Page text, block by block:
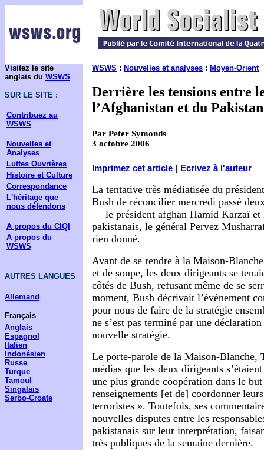
Visitez le site
anglais du WSWS
SUR LE SITE :
Contribuez au
WSWS
Nouvelles et
Analyses
Luttes Ouvrières
Histoire et Culture
Correspondance
L'héritage que
nous défendons
A propos du CIQI
A propos du
WSWS
AUTRES LANGUES
Allemand
Français
Anglais
Espagnol
Italien
Indonésien
Russe
Turque
Tamoul
Singalais
Serbo-Croate
WSWS : Nouvelles et analyses : Moyen-Orient
Derrière les tensions entre
l’Afghanistan et du Pakistan
Par Peter Symonds
3 octobre 2006
Imprimez cet article Ecrivez à l'auteur
La tentative très médiatisée du
Bush de réconcilier mercredi passé
— le président afghan Hamid Karzaï et
pakistanais, le général Pervez
rien donné.
Avant de se rendre à la Maison-
et de soupe, les deux dirigeants se
côtés de Bush, refusant même de se
moment, Bush décrivait l’évènement
pour nous de faire de la stratégie
ne s’est pas terminé par une
nouvelle stratégie.
Le porte-parole de la Maison-Blanche,
médias que les deux dirigeants
une plus grande coopération dans le but
renseignements [et de] coordonner
terroristes ». Toutefois, ses
nouvelles disputes entre les
pakistanais sur leur interprétation,
très publiques de la semaine dernière.